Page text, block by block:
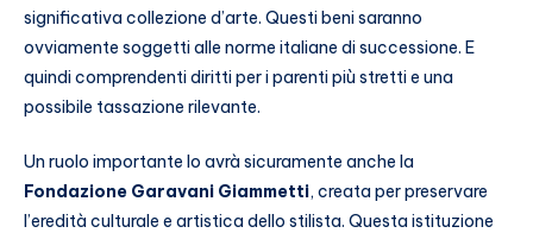
significativa collezione d’arte. Questi beni saranno
ovviamente soggetti alle norme italiane di successione. E
quindi comprendenti diritti per i parenti più stretti e una
possibile tassazione rilevante.
Un ruolo importante lo avrà sicuramente anche la
Fondazione Garavani Giammetti, creata per preservare
l’eredità culturale e artistica dello stilista. Questa istituzione